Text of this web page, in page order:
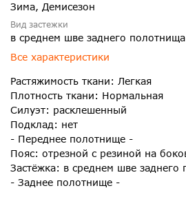
Зима, Демисезон
Вид застежки
в среднем шве заднего полотнища
Все характеристики
Растяжимость ткани: Легкая
Плотность ткани: Нормальная
Силуэт: расклешенный
Подклад: нет
- Переднее полотнище -
Пояс: отрезной с резиной на
Застёжка: в среднем шве заднего
- Заднее полотнище -